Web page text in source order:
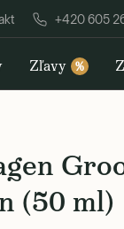
+420 605
Zľavy %
(50 ml)